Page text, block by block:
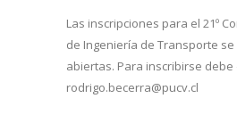
Las inscripciones para el 21º
de Ingeniería de Transporte
abiertas. Para inscribirse debe
rodrigo.becerra@pucv.cl